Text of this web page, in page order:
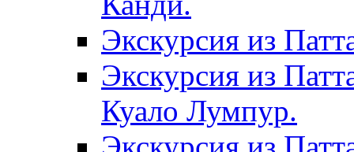
Экскурсия из
Экскурсия из
Куало Лумпур.